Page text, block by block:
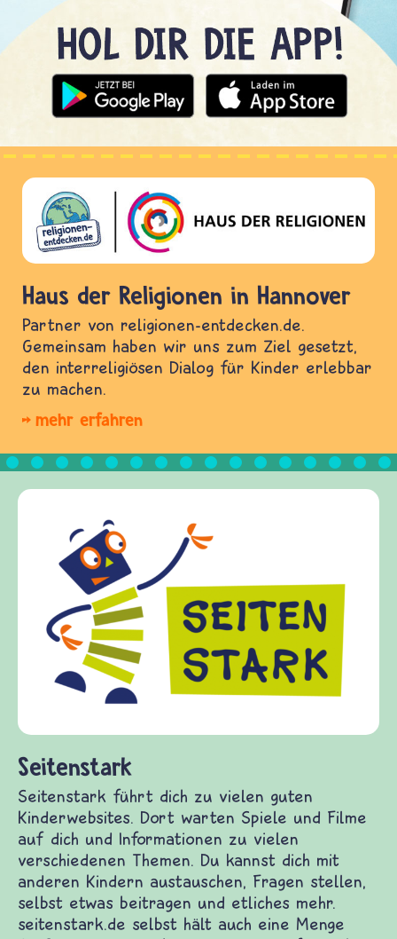
Haus der Religionen in Hannover
Partner von religionen-entdecken.de.
Gemeinsam haben wir uns zum Ziel gesetzt,
den interreligiösen Dialog für Kinder erlebbar
zu machen.
mehr erfahren
führt dich zu vielen guten Kinderwebsites. Dort
und Filme auf dich und Informationen zu
Themen. Du kannst dich mit anderen
Fragen stellen, selbst etwas beitragen
frieden-
Kinder, Eltern
Fragen von
Gewalt
diesem
fragen.de
und Frieden,